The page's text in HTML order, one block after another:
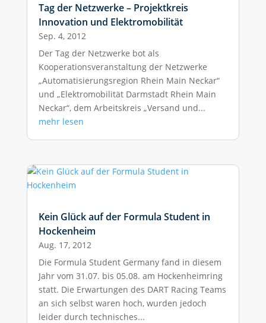
Tag der Netzwerke – Projektkreis
Innovation und Elektromobilität
Sep. 4, 2012
Der Tag der Netzwerke bot als
Kooperationsveranstaltung der Netzwerke
„Automatisierungsregion Rhein Main Neckar“
und „Elektromobilität Darmstadt Rhein Main
Neckar“, dem Arbeitskreis „Versand und...
mehr lesen
Kein Glück auf der Formula Student in
Hockenheim
Aug. 17, 2012
Die Formula Student Germany fand in diesem
Jahr vom 31.07. bis 05.08. am Hockenheimring
statt. Die Erwartungen des DART Racing Teams
an sich selbst waren hoch, wurden jedoch
leider durch technisches...